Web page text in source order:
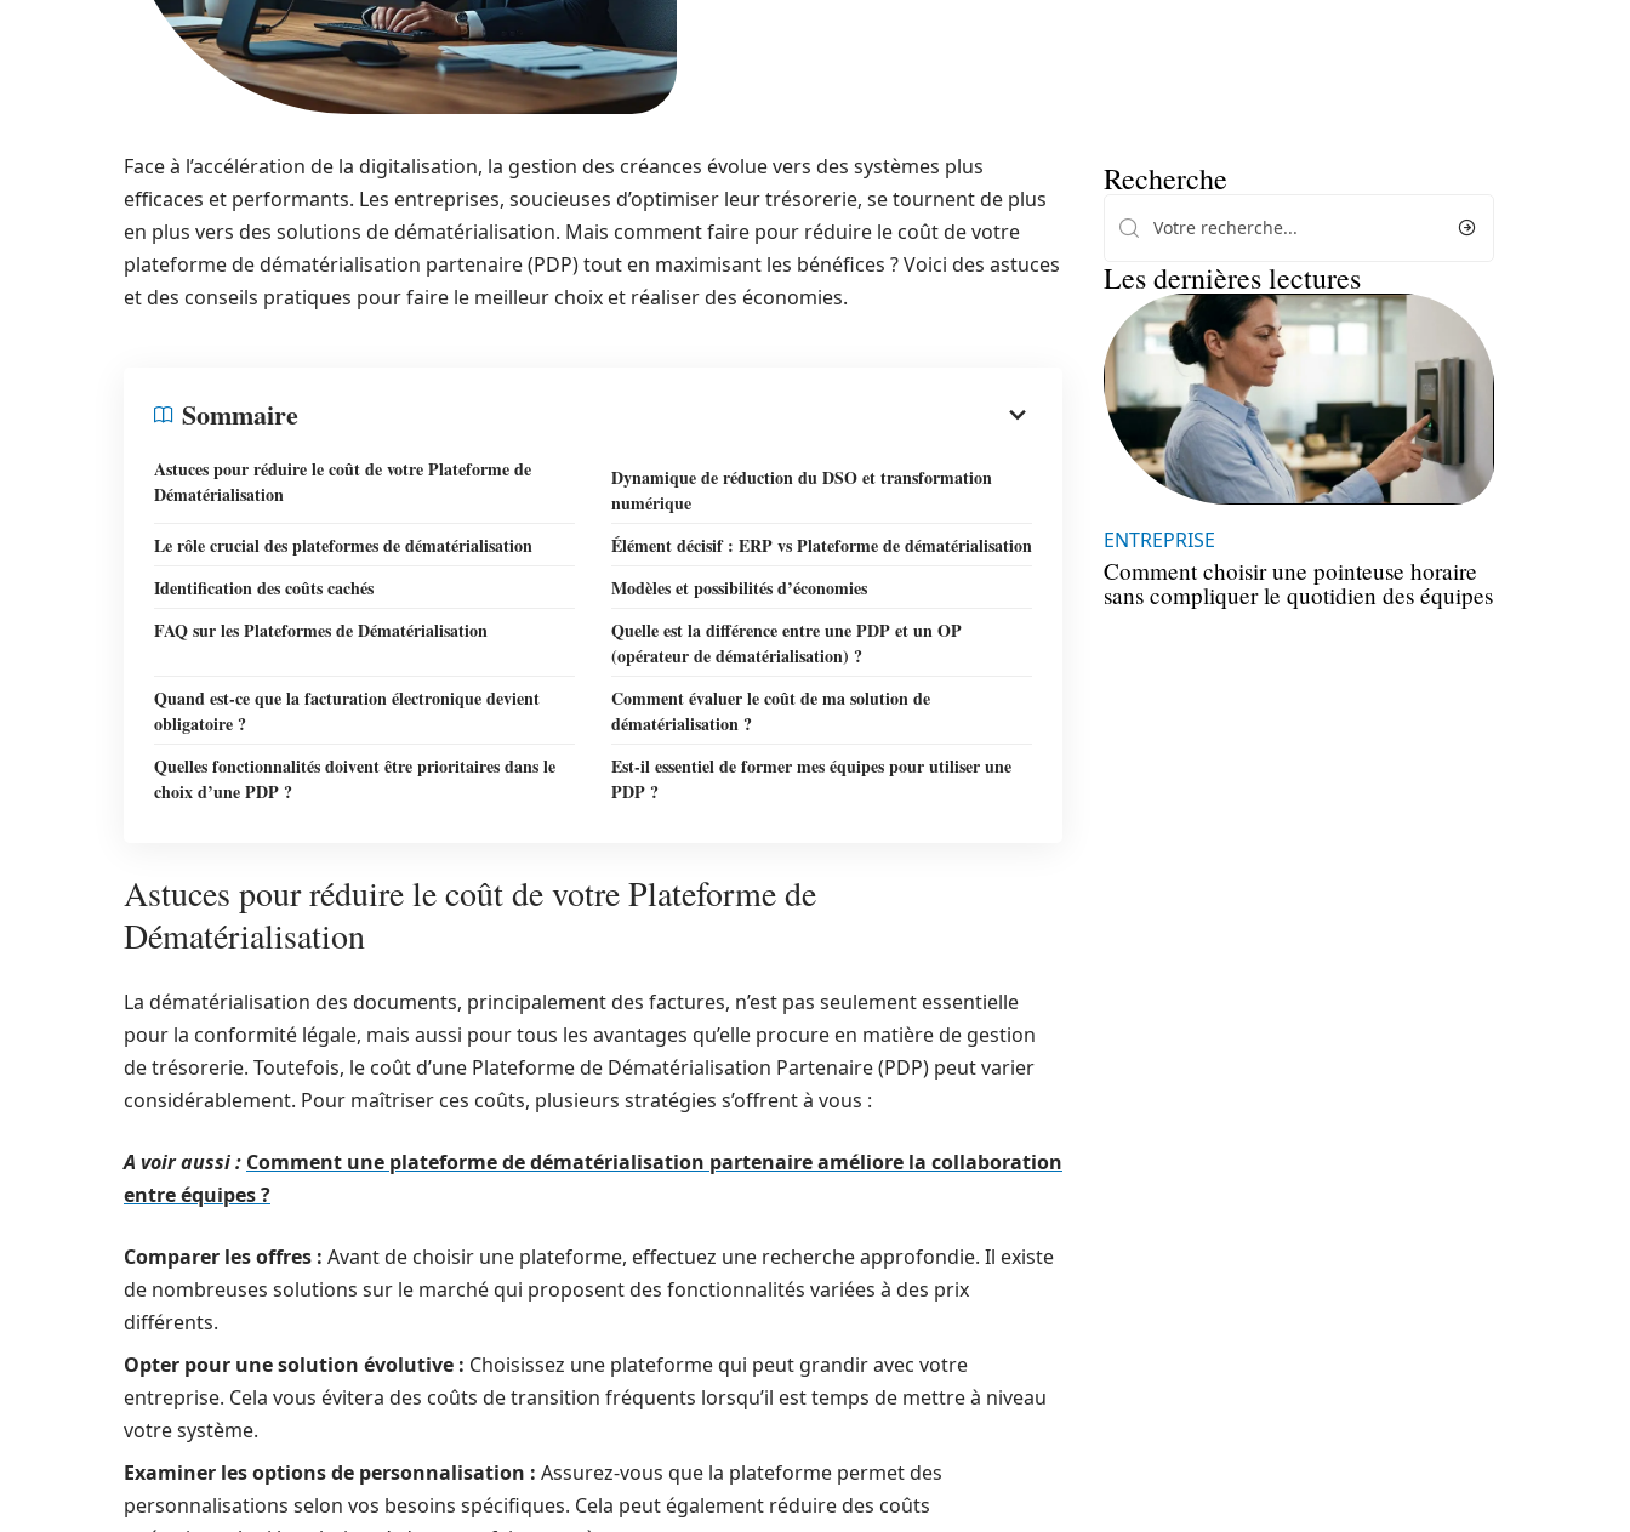
Face à l’accélération de la digitalisation, la gestion des créances évolue vers des systèmes plus
efficaces et performants. Les entreprises, soucieuses d’optimiser leur trésorerie, se tournent de plus
en plus vers des solutions de dématérialisation. Mais comment faire pour réduire le coût de votre
plateforme de dématérialisation partenaire (PDP) tout en maximisant les bénéfices ? Voici des astuces
et des conseils pratiques pour faire le meilleur choix et réaliser des économies.
Sommaire
Astuces pour réduire le coût de votre Plateforme de
Dématérialisation
Dynamique de réduction du DSO et transformation
numérique
Le rôle crucial des plateformes de dématérialisation
Élément décisif : ERP vs Plateforme de dématérialisation
Identification des coûts cachés
Modèles et possibilités d’économies
FAQ sur les Plateformes de Dématérialisation
Quelle est la différence entre une PDP et un OP
(opérateur de dématérialisation) ?
Quand est-ce que la facturation électronique devient
obligatoire ?
Comment évaluer le coût de ma solution de
dématérialisation ?
Quelles fonctionnalités doivent être prioritaires dans le
choix d’une PDP ?
Est-il essentiel de former mes équipes pour utiliser une
PDP ?
Astuces pour réduire le coût de votre Plateforme de
Dématérialisation
La dématérialisation des documents, principalement des factures, n’est pas seulement essentielle
pour la conformité légale, mais aussi pour tous les avantages qu’elle procure en matière de gestion
de trésorerie. Toutefois, le coût d’une Plateforme de Dématérialisation Partenaire (PDP) peut varier
considérablement. Pour maîtriser ces coûts, plusieurs stratégies s’offrent à vous :
A voir aussi : Comment une plateforme de dématérialisation partenaire améliore la collaboration
entre équipes ?
Comparer les offres : Avant de choisir une plateforme, effectuez une recherche approfondie. Il existe
de nombreuses solutions sur le marché qui proposent des fonctionnalités variées à des prix
différents.
Opter pour une solution évolutive : Choisissez une plateforme qui peut grandir avec votre
entreprise. Cela vous évitera des coûts de transition fréquents lorsqu’il est temps de mettre à niveau
votre système.
Examiner les options de personnalisation : Assurez-vous que la plateforme permet des
personnalisations selon vos besoins spécifiques. Cela peut également réduire des coûts
Recherche
Les dernières lectures
ENTREPRISE
Comment choisir une pointeuse horaire
sans compliquer le quotidien des équipes